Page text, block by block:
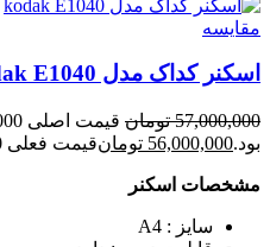
مقايسه
اسکنر کداک مدل kodak E1040
57,000,000 تومان
بود.56,000,000 تومانقیمت فعلی 56,000,000 تومان است.
مشخصات اسکنر
سایز : A4